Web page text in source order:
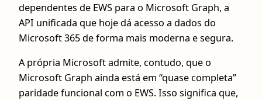
dependentes de EWS para o Microsoft Graph, a
API unificada que hoje dá acesso a dados do
Microsoft 365 de forma mais moderna e segura.
A própria Microsoft admite, contudo, que o
Microsoft Graph ainda está em “quase completa”
paridade funcional com o EWS. Isso significa que,